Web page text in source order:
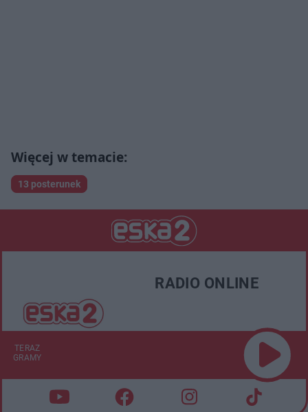
13 posterunek
RADIO ONLINE
TERAZ
GRAMY